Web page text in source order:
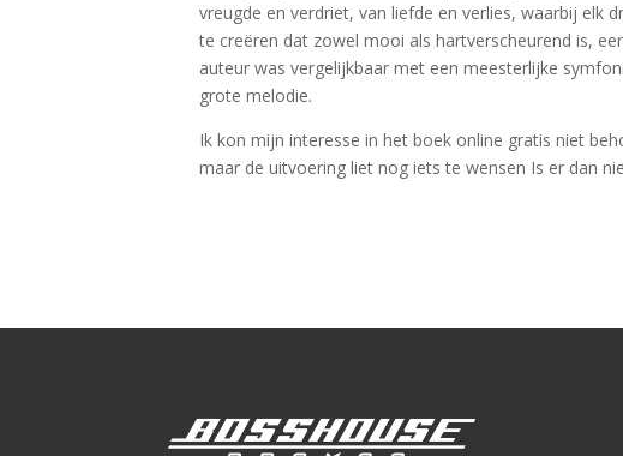
vreugde en verdriet, van liefde en verlies, waarbij elk
te creëren dat zowel mooi als hartverscheurend is,
auteur was vergelijkbaar met een meesterlijke
grote melodie.
Ik kon mijn interesse in het boek online gratis niet
maar de uitvoering liet nog iets te wensen Is er dan